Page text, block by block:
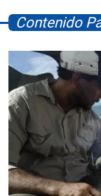
Contenido